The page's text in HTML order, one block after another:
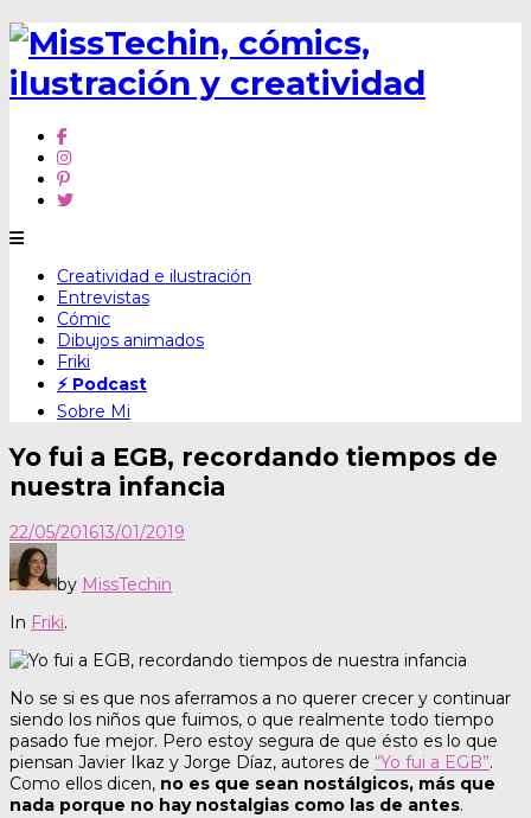
Skip
content
Creatividad e ilustración
Entrevistas
Cómic
Dibujos animados
Friki
⚡ Podcast
Sobre Mi
Yo fui a EGB, recordando tiempos de
nuestra infancia
22/05/201613/01/2019
by MissTechin
In Friki.
No se si es que nos aferramos a no querer crecer y continuar
siendo los niños que fuimos, o que realmente todo tiempo
pasado fue mejor. Pero estoy segura de que ésto es lo que
piensan Javier Ikaz y Jorge Díaz, autores de “Yo fui a EGB”.
Como ellos dicen, no es que sean nostálgicos, más que
nada porque no hay nostalgias como las de antes.